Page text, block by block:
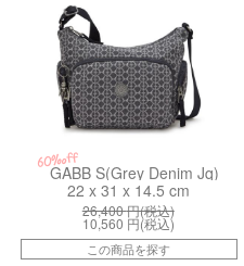
60%off
GABB S(Grey Denim Jq)
22 x 31 x 14.5 cm
26,400円(税込)
10,560 円(税込)
この商品を探す